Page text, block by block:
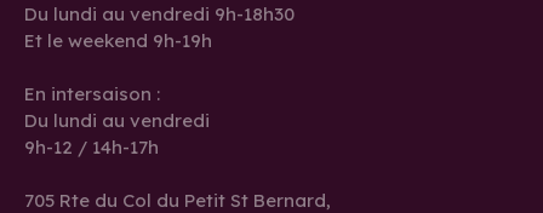
Du lundi au vendredi 9h-18h30
Et le weekend 9h-19h
En intersaison :
Du lundi au vendredi
9h-12 / 14h-17h
705 Rte du Col du Petit St Bernard,